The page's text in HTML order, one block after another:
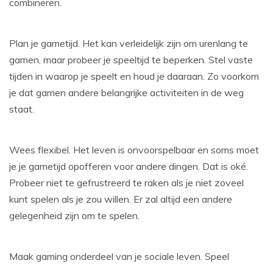
combineren.
Plan je gametijd. Het kan verleidelijk zijn om urenlang te
gamen, maar probeer je speeltijd te beperken. Stel vaste
tijden in waarop je speelt en houd je daaraan. Zo voorkom
je dat gamen andere belangrijke activiteiten in de weg
staat.
Wees flexibel. Het leven is onvoorspelbaar en soms moet
je je gametijd opofferen voor andere dingen. Dat is oké.
Probeer niet te gefrustreerd te raken als je niet zoveel
kunt spelen als je zou willen. Er zal altijd een andere
gelegenheid zijn om te spelen.
Maak gaming onderdeel van je sociale leven. Speel